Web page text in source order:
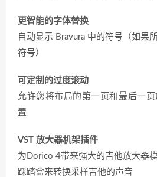
更智能的字体替换
自动显示 Bravura 中的符号（如果
符号）
可定制的过度滚动
允许您将布局的第一页和最后一
置
VST 放大器机架插件
为Dorico 4带来强大的吉他放大器
踩踏盒来转换采样吉他的声音